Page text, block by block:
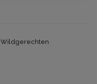
Wildgerechten